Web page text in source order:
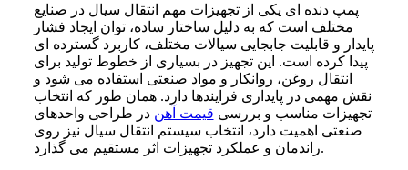
پمپ دنده ای یکی از تجهیزات مهم انتقال سیال در صنایع
مختلف است که به دلیل ساختار ساده، توان ایجاد فشار
پایدار و قابلیت جابجایی سیالات مختلف، کاربرد گسترده ای
پیدا کرده است. این تجهیز در بسیاری از خطوط تولید برای
انتقال روغن، روانکار و مواد صنعتی استفاده می شود و
نقش مهمی در پایداری فرایندها دارد. همان طور که انتخاب
تجهیزات مناسب و بررسی قیمت آهن در طراحی واحدهای
صنعتی اهمیت دارد، انتخاب سیستم انتقال سیال نیز روی
راندمان و عملکرد تجهیزات اثر مستقیم می گذارد.